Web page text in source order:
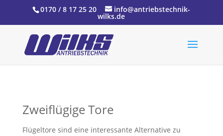
0170 / 8 17 25 20 info@antriebstechnik-
wilks.de
Zweiflügige Tore
Flügeltore sind eine interessante Alternative zu